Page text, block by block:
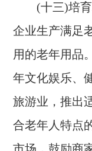
(十三)培
企业生产满足
用的老年用品
年文化娱乐、
旅游业，推出
合老年人特点